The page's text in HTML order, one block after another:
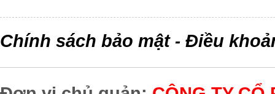
Chính sách bảo mật- Điều